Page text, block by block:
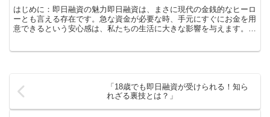
はじめに：即日融資の魅力即日融資は、まさに現代の金銭的なヒーロ
ーとも言える存在です。急な資金が必要な時、手元にすぐにお金を用
意できるという安心感は、私たちの生活に大きな影響を与えます。特
「18歳でも即日融資が受けられる！知ら
れざる裏技とは？」